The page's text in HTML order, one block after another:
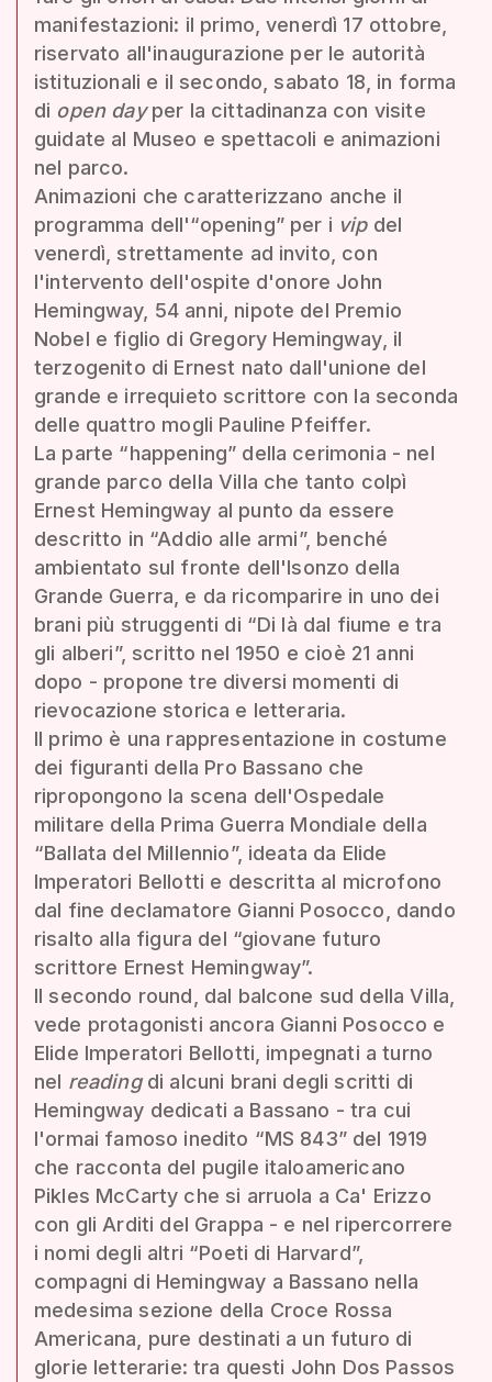
manifestazioni: il primo, venerdì 17 ottobre,
riservato all'inaugurazione per le autorità
istituzionali e il secondo, sabato 18, in forma
di open dayper la cittadinanza con visite
guidate al Museo e spettacoli e animazioni
nel parco.
Animazioni che caratterizzano anche il
programma dell'“opening” per i vipdel
venerdì, strettamente ad invito, con
l'intervento dell'ospite d'onore John
Hemingway, 54 anni, nipote del Premio
Nobel e figlio di Gregory Hemingway, il
terzogenito di Ernest nato dall'unione del
grande e irrequieto scrittore con la seconda
delle quattro mogli Pauline Pfeiffer.
La parte “happening” della cerimonia - nel
grande parco della Villa che tanto colpì
Ernest Hemingway al punto da essere
descritto in “Addio alle armi”, benché
ambientato sul fronte dell'Isonzo della
Grande Guerra, e da ricomparire in uno dei
brani più struggenti di “Di là dal fiume e tra
gli alberi”, scritto nel 1950 e cioè 21 anni
dopo - propone tre diversi momenti di
rievocazione storica e letteraria.
Il primo è una rappresentazione in costume
dei figuranti della Pro Bassano che
ripropongono la scena dell'Ospedale
militare della Prima Guerra Mondiale della
“Ballata del Millennio”, ideata da Elide
Imperatori Bellotti e descritta al microfono
dal fine declamatore Gianni Posocco, dando
risalto alla figura del “giovane futuro
scrittore Ernest Hemingway”.
Il secondo round, dal balcone sud della Villa,
vede protagonisti ancora Gianni Posocco e
Elide Imperatori Bellotti, impegnati a turno
nel readingdi alcuni brani degli scritti di
Hemingway dedicati a Bassano - tra cui
l'ormai famoso inedito “MS 843” del 1919
che racconta del pugile italoamericano
Pikles McCarty che si arruola a Ca' Erizzo
con gli Arditi del Grappa - e nel ripercorrere
i nomi degli altri “Poeti di Harvard”,
compagni di Hemingway a Bassano nella
medesima sezione della Croce Rossa
Americana, pure destinati a un futuro di
glorie letterarie: tra questi John Dos Passos